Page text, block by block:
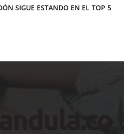
SIGUE ESTANDO EN EL TOP 5